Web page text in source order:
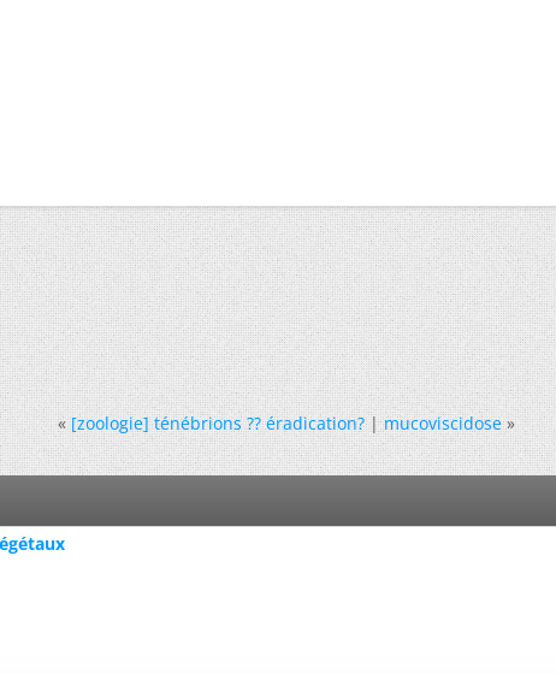
« [zoologie] ténébrions ?? éradication?|mucoviscidose »